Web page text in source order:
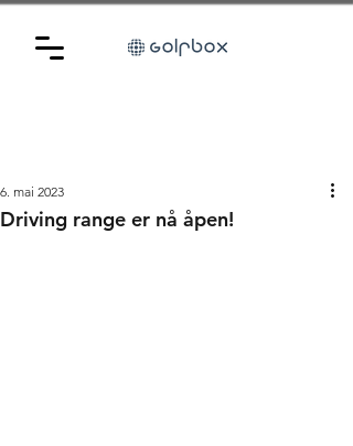
Driving range er nå åpen!
6. mai 2023